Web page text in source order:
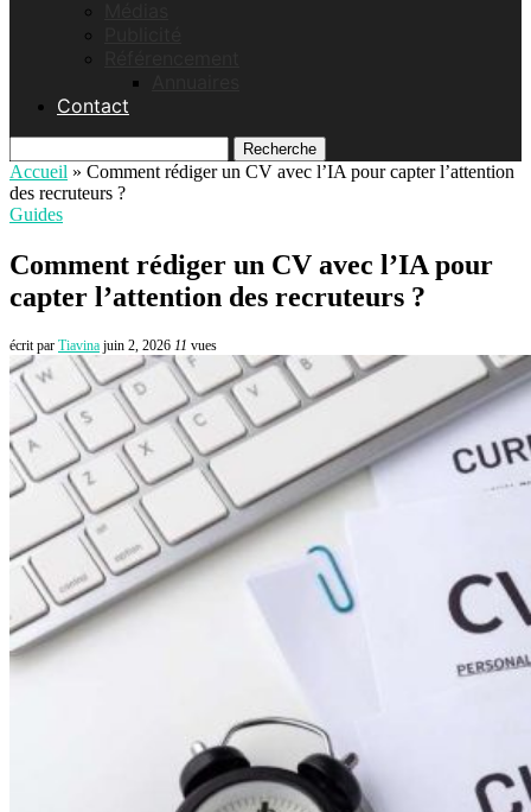
Contact
Recherche
Accueil » Comment rédiger un CV avec l’IA pour capter l’attention
des recruteurs ?
Guides
Comment rédiger un CV avec l’IA pour
capter l’attention des recruteurs ?
écrit par Tiavina juin 2, 2026 11 vues